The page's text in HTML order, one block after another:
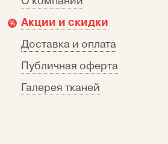
Акции и скидки
Доставка и оплата
Публичная оферта
Галерея тканей